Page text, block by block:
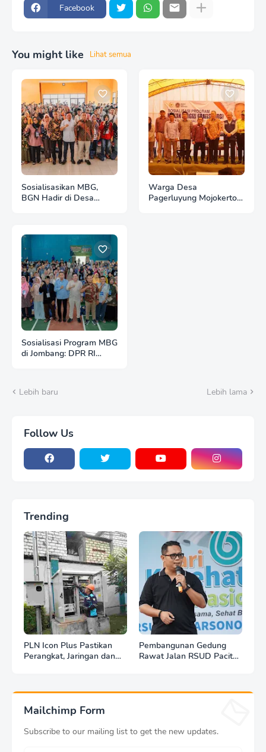
Facebook
You might like Lihat semua
Sosialisasikan MBG,
BGN Hadir di Desa
Warga Desa
Pagerluyung Mojokerto
Sosialisasi Program MBG
di Jombang: DPR RI
Lebih baru Lebih lama
Follow Us
Trending
PLN Icon Plus Pastikan
Perangkat, Jaringan dan
Pembangunan Gedung
Rawat Jalan RSUD Pacitan
Mailchimp Form
Subscribe to our mailing list to get the new updates.